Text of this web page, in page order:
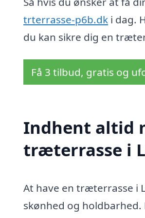
trterrasse-p6b.dk i dag.
du kan sikre dig en
Få 3 tilbud, gratis og
Indhent altid
træterrasse i
At have en træterrasse i
skønhed og